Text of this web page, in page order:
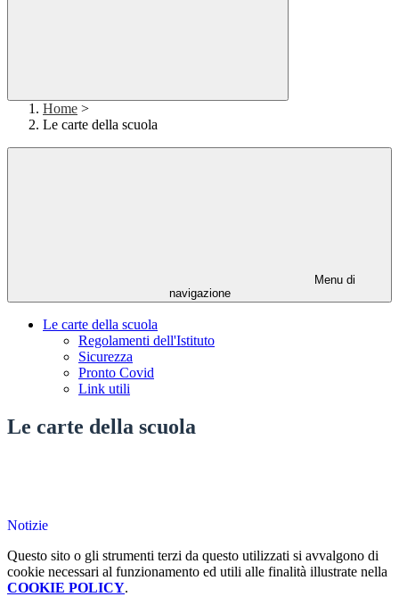
Home >
Le carte della scuola
Menu di
navigazione
Le carte della scuola
Regolamenti dell'Istituto
Sicurezza
Pronto Covid
Link utili
Le carte della scuola
Notizie
Questo sito o gli strumenti terzi da questo utilizzati si avvalgono di
cookie necessari al funzionamento ed utili alle finalità illustrate nella
COOKIE POLICY.